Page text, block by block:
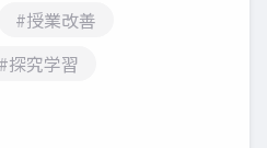
#授業改善
#探究学習